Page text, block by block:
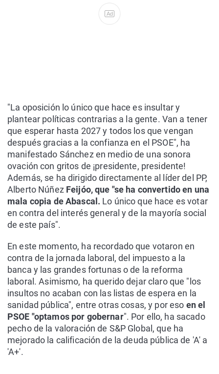
Ad
"La oposición lo único que hace es insultar y
plantear políticas contrarias a la gente. Van a tener
que esperar hasta 2027 y todos los que vengan
después gracias a la confianza en el PSOE", ha
manifestado Sánchez en medio de una sonora
ovación con gritos de ¡presidente, presidente!
Además, se ha dirigido directamente al líder del PP,
Alberto Núñez Feijóo, que "se ha convertido en una
mala copia de Abascal. Lo único que hace es votar
en contra del interés general y de la mayoría social
de este país".
En este momento, ha recordado que votaron en
contra de la jornada laboral, del impuesto a la
banca y las grandes fortunas o de la reforma
laboral. Asimismo, ha querido dejar claro que "los
insultos no acaban con las listas de espera en la
sanidad pública", entre otras cosas, y por eso en el
PSOE "optamos por gobernar". Por ello, ha sacado
pecho de la valoración de S&P Global, que ha
mejorado la calificación de la deuda pública de 'A' a
'A+'.